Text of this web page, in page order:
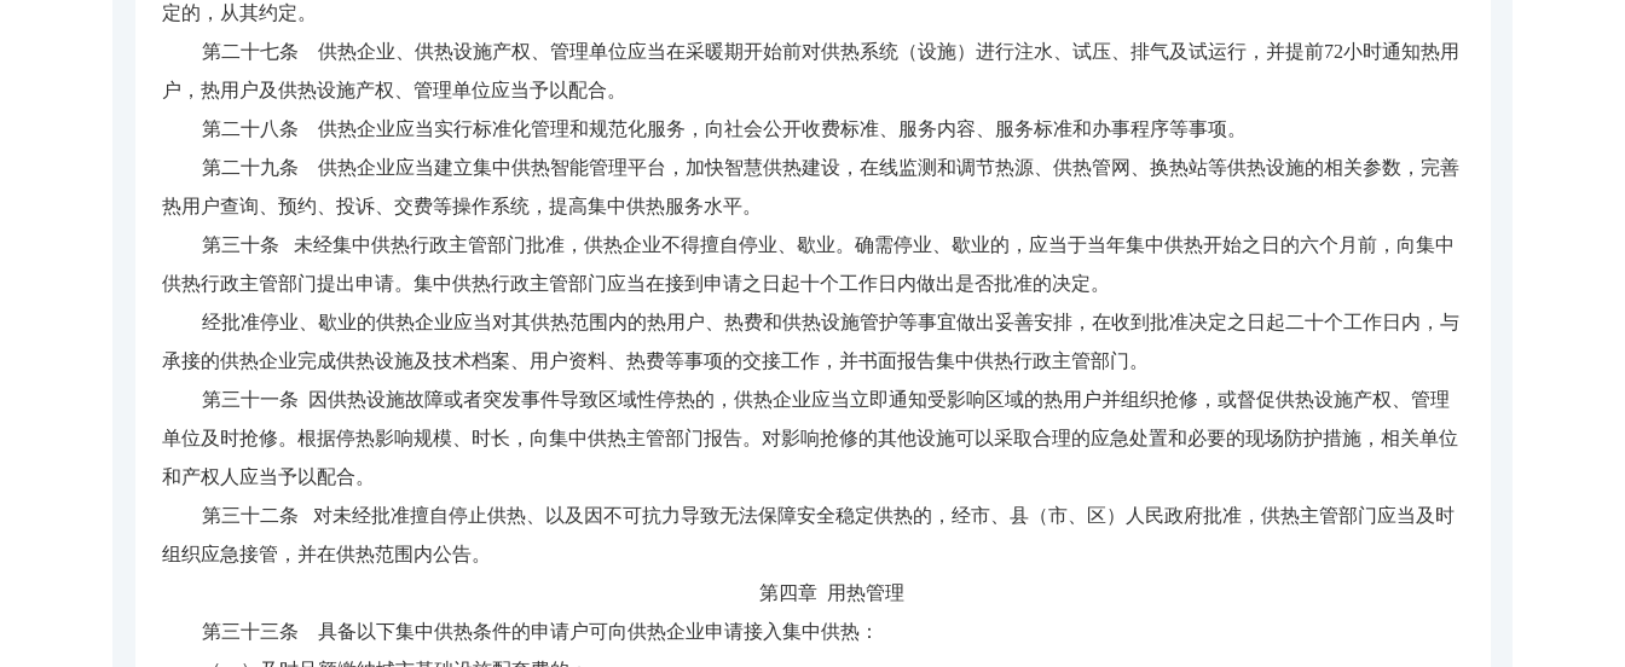
定的，从其约定。
第二十七条 供热企业、供热设施产权、管理单位应当在采暖期开始前对供热系统（设施）进行注水、试压、排气及试运行，并提前72小时通知热用
户，热用户及供热设施产权、管理单位应当予以配合。
第二十八条 供热企业应当实行标准化管理和规范化服务，向社会公开收费标准、服务内容、服务标准和办事程序等事项。
第二十九条 供热企业应当建立集中供热智能管理平台，加快智慧供热建设，在线监测和调节热源、供热管网、换热站等供热设施的相关参数，完善
热用户查询、预约、投诉、交费等操作系统，提高集中供热服务水平。
第三十条 未经集中供热行政主管部门批准，供热企业不得擅自停业、歇业。确需停业、歇业的，应当于当年集中供热开始之日的六个月前，向集中
供热行政主管部门提出申请。集中供热行政主管部门应当在接到申请之日起十个工作日内做出是否批准的决定。
经批准停业、歇业的供热企业应当对其供热范围内的热用户、热费和供热设施管护等事宜做出妥善安排，在收到批准决定之日起二十个工作日内，与
承接的供热企业完成供热设施及技术档案、用户资料、热费等事项的交接工作，并书面报告集中供热行政主管部门。
第三十一条 因供热设施故障或者突发事件导致区域性停热的，供热企业应当立即通知受影响区域的热用户并组织抢修，或督促供热设施产权、管理
单位及时抢修。根据停热影响规模、时长，向集中供热主管部门报告。对影响抢修的其他设施可以采取合理的应急处置和必要的现场防护措施，相关单位
和产权人应当予以配合。
第三十二条 对未经批准擅自停止供热、以及因不可抗力导致无法保障安全稳定供热的，经市、县（市、区）人民政府批准，供热主管部门应当及时
组织应急接管，并在供热范围内公告。
第四章 用热管理
第三十三条 具备以下集中供热条件的申请户可向供热企业申请接入集中供热：